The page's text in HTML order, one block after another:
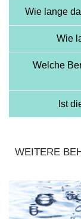
Wie lange
Wie
Welche
Ist
WEITERE